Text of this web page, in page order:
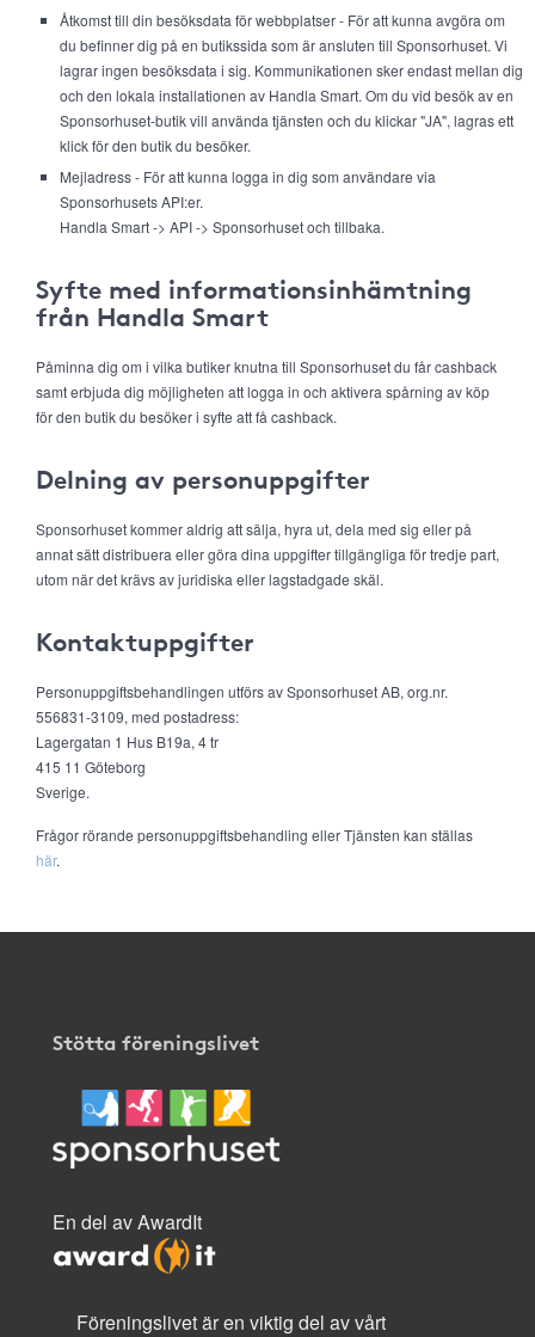
Åtkomst till din besöksdata för webbplatser - För att kunna avgöra om
du befinner dig på en butikssida som är ansluten till Sponsorhuset. Vi
lagrar ingen besöksdata i sig. Kommunikationen sker endast mellan dig
och den lokala installationen av Handla Smart. Om du vid besök av en
Sponsorhuset-butik vill använda tjänsten och du klickar "JA", lagras ett
klick för den butik du besöker.
Mejladress - För att kunna logga in dig som användare via
Sponsorhusets API:er.
Handla Smart -> API -> Sponsorhuset och tillbaka.
Syfte med informationsinhämtning
från Handla Smart
Påminna dig om i vilka butiker knutna till Sponsorhuset du får cashback
samt erbjuda dig möjligheten att logga in och aktivera spårning av köp
för den butik du besöker i syfte att få cashback.
Delning av personuppgifter
Sponsorhuset kommer aldrig att sälja, hyra ut, dela med sig eller på
annat sätt distribuera eller göra dina uppgifter tillgängliga för tredje part,
utom när det krävs av juridiska eller lagstadgade skäl.
Kontaktuppgifter
Personuppgiftsbehandlingen utförs av Sponsorhuset AB, org.nr.
556831-3109, med postadress:
Lagergatan 1 Hus B19a, 4 tr
415 11 Göteborg
Sverige.
Frågor rörande personuppgiftsbehandling eller Tjänsten kan ställas
här.
Stötta föreningslivet
En del av AwardIt
Föreningslivet är en viktig del av vårt